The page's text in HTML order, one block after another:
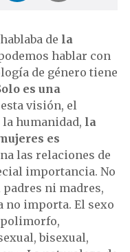
de la
hablar con
de género tiene
es una
esta visión, el
humanidad, la
es
las relaciones de
importancia. No
ni madres,
no importa. El sexo
bisexual,